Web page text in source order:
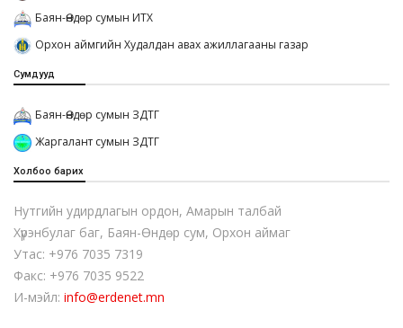
Баян-Өндөр сумын ИТХ
Орхон аймгийн Худалдан авах ажиллагааны газар
Сумдууд
Баян-Өндөр сумын ЗДТГ
Жаргалант сумын ЗДТГ
Холбоо барих
Нутгийн удирдлагын ордон, Амарын талбай
Хүрэнбулаг баг, Баян-Өндөр сум, Орхон аймаг
Утас: +976 7035 7319
Факс: +976 7035 9522
И-мэйл: info@erdenet.mn